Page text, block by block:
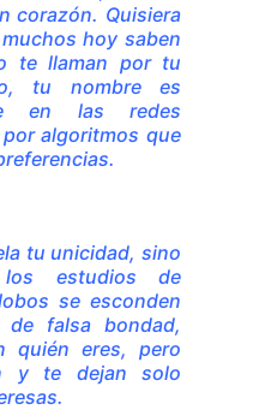
corazón. Quisiera
hoy saben
te llaman por tu
tu nombre es
en las redes
algoritmos que
.
tu unicidad, sino
estudios de
se esconden
falsa bondad,
quién eres, pero
y te dejan solo